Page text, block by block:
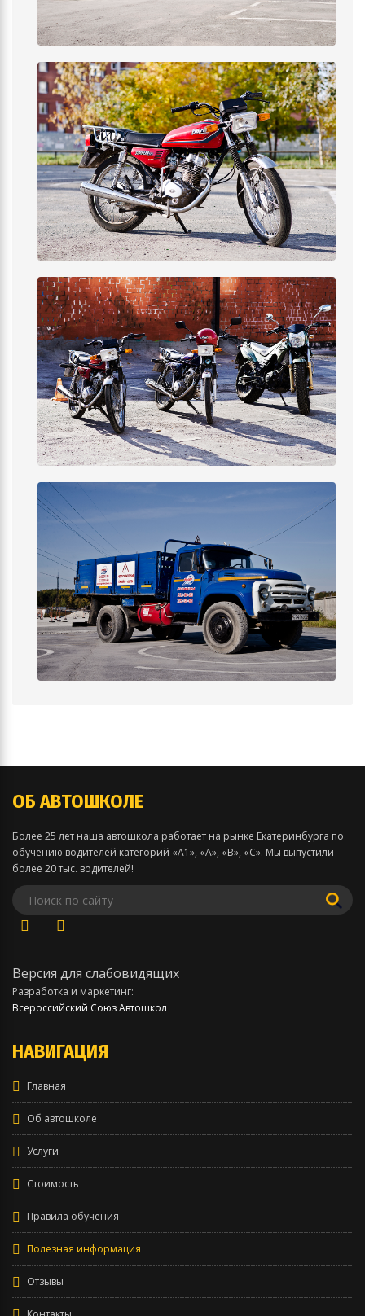
ОБ АВТОШКОЛЕ
Более 25 лет наша автошкола работает на рынке Екатеринбурга по
обучению водителей категорий «А1», «А», «В», «С». Мы выпустили
более 20 тыс. водителей!
Версия для слабовидящих
Разработка и маркетинг:
Всероссийский Союз Автошкол
НАВИГАЦИЯ
Главная
Об автошколе
Услуги
Стоимость
Правила обучения
Полезная информация
Отзывы